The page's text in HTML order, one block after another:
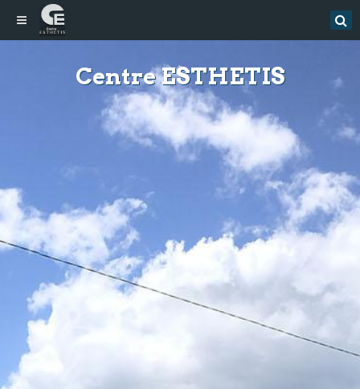
Centre ESTHETIS